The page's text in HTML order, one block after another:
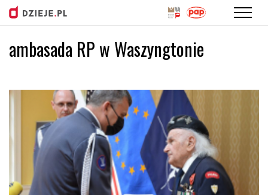
Przejdź
do
ambasada RP w Waszyngtonie